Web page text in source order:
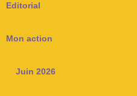
Editorial
Mon action
Juin 2026